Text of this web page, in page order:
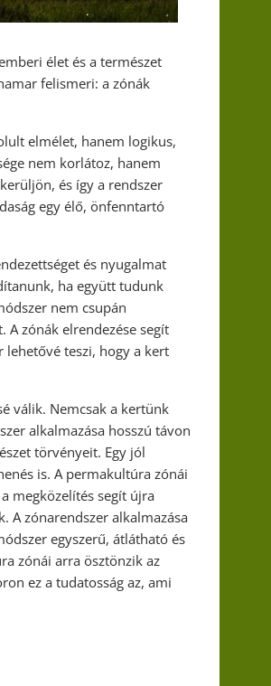
élet és a természet
felismeri: a zónák
elmélet, hanem logikus,
nem korlátoz, hanem
és így a rendszer
egy élő, önfenntartó
és nyugalmat
ha együtt tudunk
nem csupán
zónák elrendezése segít
teszi, hogy a kert
válik. Nemcsak a kertünk
alkalmazása hosszú távon
törvényeit. Egy jól
is. A permakultúra zónái
megközelítés segít újra
A zónarendszer alkalmazása
egyszerű, átlátható és
zónái arra ösztönzik az
ez a tudatosság az, ami